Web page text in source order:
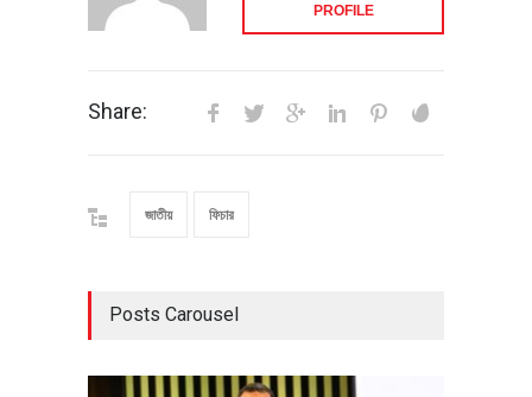
PROFILE
Share:
জাতীয় ফিচার
Posts Carousel